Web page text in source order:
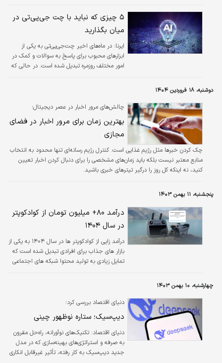
۵ چیزی که نباید با چت جی‌پی‌تی در
میان بگذارید
ایرنا: در ماه‌های اخیر چت‌جی‌پی‌تی به یکی از
ابزارهای محبوب برای پاسخ به سوالات و کمک در
امور مختلف روزمره تبدیل شده است. در حالی که
دوشنبه، ۱۸ فروردین ۱۴۰۴
چالش‌های مرور اخبار در عصر دیجیتال؛
بهترین زمان برای مرور اخبار در فضای
مجازی
چک کردن خبرها مثل رژیم غذایی است. کنترل رژیم رسانه‌‌‌ای تنها محدود به انتخاب
منابع معتبر نیست بلکه باید زمان‌‌‌های مشخصی را برای دنبال کردن اخبار تعیین
کنید، نه اینکه کل روز را درگیر تیترهای خبری باشید.
پنجشنبه، ۱۱ بهمن ۱۴۰۳
درآمد ۸۰+ میلیون تومان از کوادکوپتر
در سال ۱۴۰۴
درآمد زایی از کوادکوپتر ها در سال ۱۴۰۴ به یکی از
بازار های جذاب برای افرادی تبدیل شده است که
تمایل زیادی به تولید محتوا شبکه های اجتماعی
حوزه را بررسی می‌کند.
چهارشنبه، ۱۰ بهمن ۱۴۰۳
دنیای اقتصاد بررسی کرد؛
دیپ‌سیک؛ ستاره نوظهور چینی
دنیای اقتصاد: تکنیک‌های نوآورانه، راه‌حل مقرون
به صرفه و استراتژی‌های بهینه‌سازی که در مدل
جدید دیپ‌سیک به کار رفته، تأثیر غیرقابل انکاری